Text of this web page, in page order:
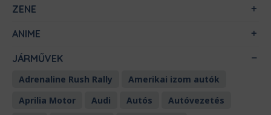
ZENE
ANIME
JÁRMŰVEK
Adrenaline Rush Rally
Amerikai izom autók
Aprilia Motor
Audi Autós
Autóvezetés